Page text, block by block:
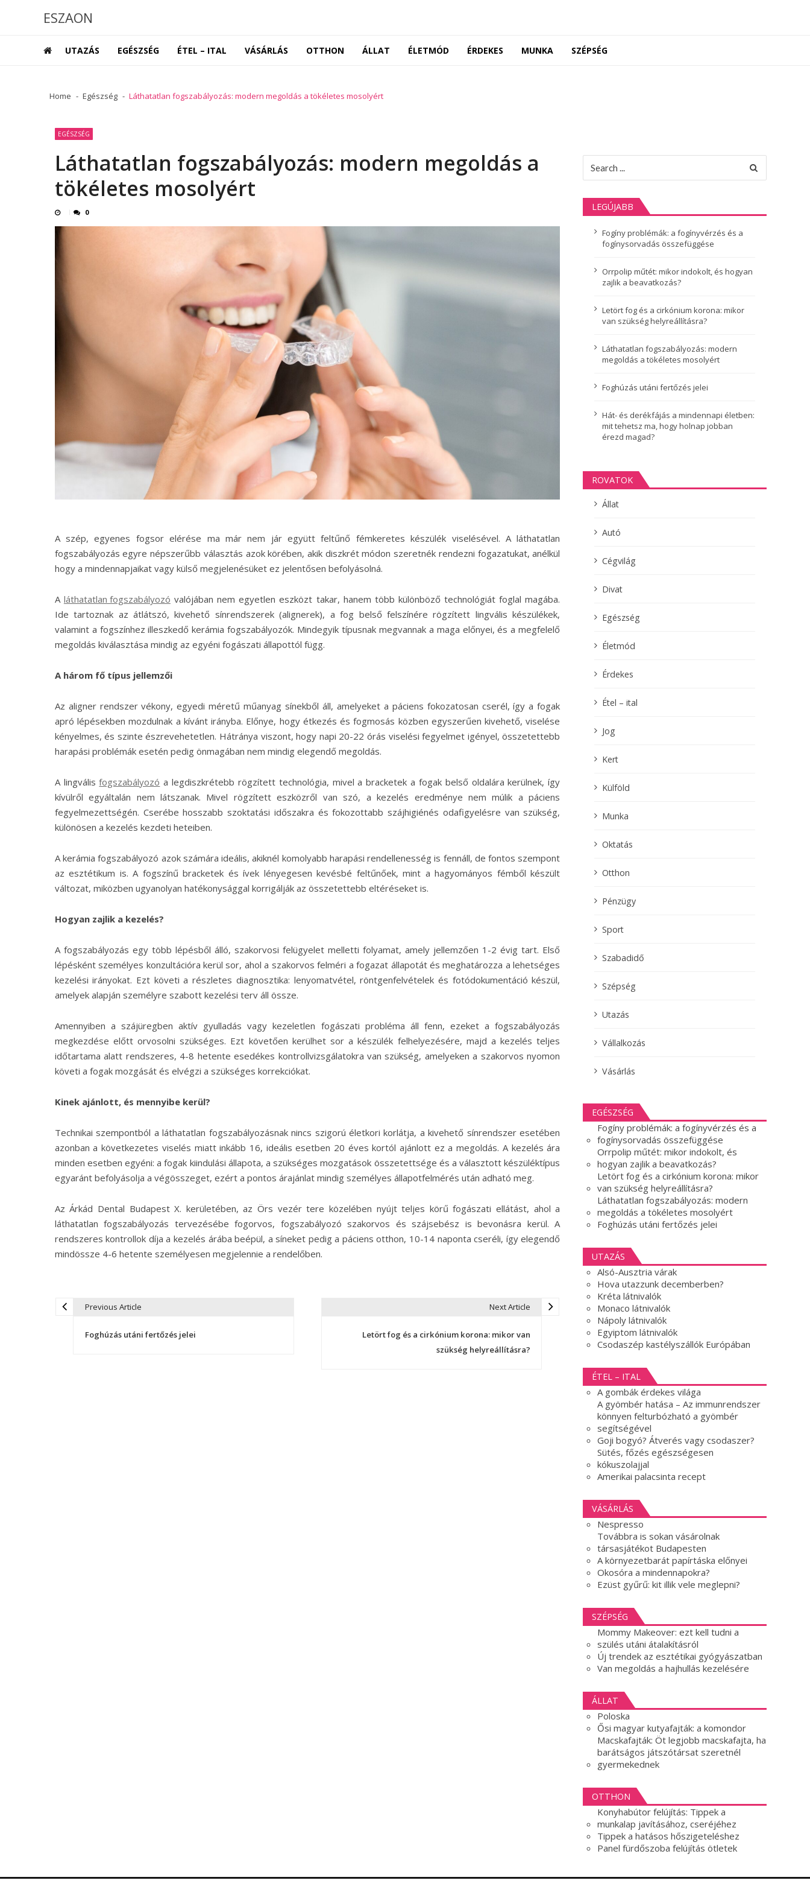
ESZAON
UTAZÁS EGÉSZSÉG ÉTEL – ITAL VÁSÁRLÁS OTTHON ÁLLAT ÉLETMÓD ÉRDEKES MUNKA SZÉPSÉG
Home Egészség Láthatatlan fogszabályozás: modern megoldás a tökéletes mosolyért
EGÉSZSÉG
Láthatatlan fogszabályozás: modern megoldás a
tökéletes mosolyért
0
A szép, egyenes fogsor elérése ma már nem jár együtt feltűnő fémkeretes készülék viselésével. A láthatatlan
fogszabályozás egyre népszerűbb választás azok körében, akik diszkrét módon szeretnék rendezni fogazatukat, anélkül
hogy a mindennapjaikat vagy külső megjelenésüket ez jelentősen befolyásolná.
A láthatatlan fogszabályozó valójában nem egyetlen eszközt takar, hanem több különböző technológiát foglal magába.
Ide tartoznak az átlátszó, kivehető sínrendszerek (alignerek), a fog belső felszínére rögzített lingvális készülékek,
valamint a fogszínhez illeszkedő kerámia fogszabályozók. Mindegyik típusnak megvannak a maga előnyei, és a megfelelő
megoldás kiválasztása mindig az egyéni fogászati állapottól függ.
A három fő típus jellemzői
Az aligner rendszer vékony, egyedi méretű műanyag sínekből áll, amelyeket a páciens fokozatosan cserél, így a fogak
apró lépésekben mozdulnak a kívánt irányba. Előnye, hogy étkezés és fogmosás közben egyszerűen kivehető, viselése
kényelmes, és szinte észrevehetetlen. Hátránya viszont, hogy napi 20-22 órás viselési fegyelmet igényel, összetettebb
harapási problémák esetén pedig önmagában nem mindig elegendő megoldás.
A lingválisfogszabályozó a legdiszkrétebb rögzített technológia, mivel a bracketek a fogak belső oldalára kerülnek, így
kívülről egyáltalán nem látszanak. Mivel rögzített eszközről van szó, a kezelés eredménye nem múlik a páciens
fegyelmezettségén. Cserébe hosszabb szoktatási időszakra és fokozottabb szájhigiénés odafigyelésre van szükség,
különösen a kezelés kezdeti heteiben.
A kerámia fogszabályozó azok számára ideális, akiknél komolyabb harapási rendellenesség is fennáll, de fontos szempont
az esztétikum is. A fogszínű bracketek és ívek lényegesen kevésbé feltűnőek, mint a hagyományos fémből készült
változat, miközben ugyanolyan hatékonysággal korrigálják az összetettebb eltéréseket is.
Hogyan zajlik a kezelés?
A fogszabályozás egy több lépésből álló, szakorvosi felügyelet melletti folyamat, amely jellemzően 1-2 évig tart. Első
lépésként személyes konzultációra kerül sor, ahol a szakorvos felméri a fogazat állapotát és meghatározza a lehetséges
kezelési irányokat. Ezt követi a részletes diagnosztika: lenyomatvétel, röntgenfelvételek és fotódokumentáció készül,
amelyek alapján személyre szabott kezelési terv áll össze.
Amennyiben a szájüregben aktív gyulladás vagy kezeletlen fogászati probléma áll fenn, ezeket a fogszabályozás
megkezdése előtt orvosolni szükséges. Ezt követően kerülhet sor a készülék felhelyezésére, majd a kezelés teljes
időtartama alatt rendszeres, 4-8 hetente esedékes kontrollvizsgálatokra van szükség, amelyeken a szakorvos nyomon
követi a fogak mozgását és elvégzi a szükséges korrekciókat.
Kinek ajánlott, és mennyibe kerül?
Technikai szempontból a láthatatlan fogszabályozásnak nincs szigorú életkori korlátja, a kivehető sínrendszer esetében
azonban a következetes viselés miatt inkább 16, ideális esetben 20 éves kortól ajánlott ez a megoldás. A kezelés ára
minden esetben egyéni: a fogak kiindulási állapota, a szükséges mozgatások összetettsége és a választott készüléktípus
egyaránt befolyásolja a végösszeget, ezért a pontos árajánlat mindig személyes állapotfelmérés után adható meg.
Az Árkád Dental Budapest X. kerületében, az Örs vezér tere közelében nyújt teljes körű fogászati ellátást, ahol a
láthatatlan fogszabályozás tervezésébe fogorvos, fogszabályozó szakorvos és szájsebész is bevonásra kerül. A
rendszeres kontrollok díja a kezelés árába beépül, a síneket pedig a páciens otthon, 10-14 naponta cseréli, így elegendő
mindössze 4-6 hetente személyesen megjelennie a rendelőben.
Previous Article
Foghúzás utáni fertőzés jelei
Next Article
Letört fog és a cirkónium korona: mikor van
szükség helyreállításra?
for:
LEGÚJABB
Fogíny problémák: a fogínyvérzés és a
fogínysorvadás összefüggése
Orrpolip műtét: mikor indokolt, és hogyan
zajlik a beavatkozás?
Letört fog és a cirkónium korona: mikor
van szükség helyreállításra?
Láthatatlan fogszabályozás: modern
megoldás a tökéletes mosolyért
Foghúzás utáni fertőzés jelei
Hát- és derékfájás a mindennapi életben:
mit tehetsz ma, hogy holnap jobban
érezd magad?
ROVATOK
Állat
Autó
Cégvilág
Divat
Egészség
Életmód
Érdekes
Étel – ital
Jog
Kert
Külföld
Munka
Oktatás
Otthon
Pénzügy
Sport
Szabadidő
Szépség
Utazás
Vállalkozás
Vásárlás
EGÉSZSÉG
Fogíny problémák: a fogínyvérzés és a
fogínysorvadás összefüggése
Orrpolip műtét: mikor indokolt, és
hogyan zajlik a beavatkozás?
Letört fog és a cirkónium korona: mikor
van szükség helyreállításra?
Láthatatlan fogszabályozás: modern
megoldás a tökéletes mosolyért
Foghúzás utáni fertőzés jelei
UTAZÁS
Alsó-Ausztria várak
Hova utazzunk decemberben?
Kréta látnivalók
Monaco látnivalók
Nápoly látnivalók
Egyiptom látnivalók
Csodaszép kastélyszállók Európában
ÉTEL – ITAL
A gombák érdekes világa
A gyömbér hatása – Az immunrendszer
könnyen felturbózható a gyömbér
segítségével
Goji bogyó? Átverés vagy csodaszer?
Sütés, főzés egészségesen
kókuszolajjal
Amerikai palacsinta recept
VÁSÁRLÁS
Nespresso
Továbbra is sokan vásárolnak
társasjátékot Budapesten
A környezetbarát papírtáska előnyei
Okosóra a mindennapokra?
Ezüst gyűrű: kit illik vele meglepni?
SZÉPSÉG
Mommy Makeover: ezt kell tudni a
szülés utáni átalakításról
Új trendek az esztétikai gyógyászatban
Van megoldás a hajhullás kezelésére
ÁLLAT
Poloska
Ősi magyar kutyafajták: a komondor
Macskafajták: Öt legjobb macskafajta, ha
barátságos játszótársat szeretnél
gyermekednek
OTTHON
Konyhabútor felújítás: Tippek a
munkalap javításához, cseréjéhez
Tippek a hatásos hőszigeteléshez
Panel fürdőszoba felújítás ötletek